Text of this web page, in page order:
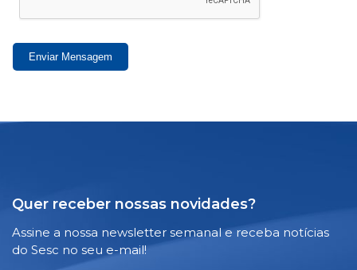
Enviar Mensagem
Quer receber nossas novidades?
Assine a nossa newsletter semanal e receba notícias
do Sesc no seu e-mail!